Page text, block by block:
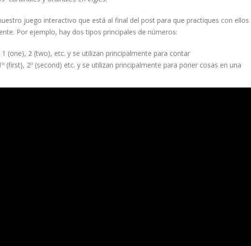
juego interactivo que está al final del post para que practiques con ellos
Por ejemplo, hay dos tipos principales de números:
1 (one), 2 (two), etc. y se utilizan principalmente para contar
(first), 2º (second) etc. y se utilizan principalmente para poner cosas en una